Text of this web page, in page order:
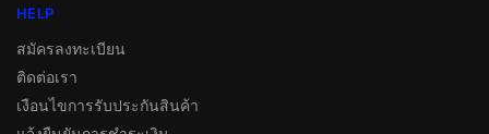
HELP
สมัครลงทะเบียน
ติดต่อเรา
เงือนไขการรับประกันสินค้า